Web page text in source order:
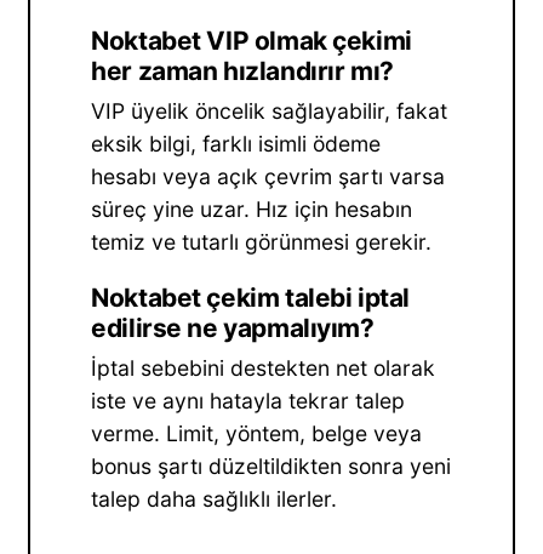
Noktabet VIP olmak çekimi
her zaman hızlandırır mı?
VIP üyelik öncelik sağlayabilir, fakat
eksik bilgi, farklı isimli ödeme
hesabı veya açık çevrim şartı varsa
süreç yine uzar. Hız için hesabın
temiz ve tutarlı görünmesi gerekir.
Noktabet çekim talebi iptal
edilirse ne yapmalıyım?
İptal sebebini destekten net olarak
iste ve aynı hatayla tekrar talep
verme. Limit, yöntem, belge veya
bonus şartı düzeltildikten sonra yeni
talep daha sağlıklı ilerler.